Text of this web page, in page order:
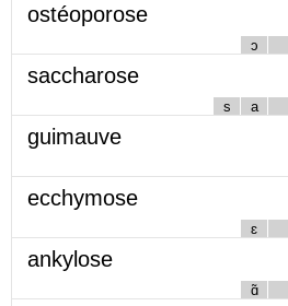
ostéoporose
ɔ
saccharose
s a
guimauve
ecchymose
ɛ
ankylose
ɑ̃